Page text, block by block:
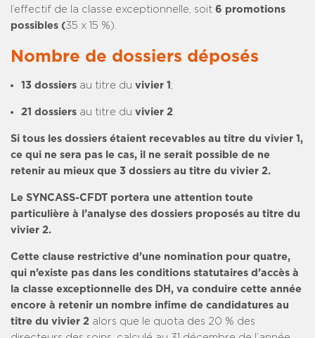
l’effectif de la classe exceptionnelle, soit 6 promotions
possibles (35 x 15 %).
Nombre de dossiers déposés
13 dossiers au titre du vivier 1 ;
21 dossiers au titre du vivier 2
Si tous les dossiers étaient recevables au titre du vivier 1,
ce qui ne sera pas le cas, il ne serait possible de ne
retenir au mieux que 3 dossiers au titre du vivier 2.
Le SYNCASS-CFDT portera une attention toute
particulière à l’analyse des dossiers proposés au titre du
vivier 2.
Cette clause restrictive d’une nomination pour quatre,
qui n’existe pas dans les conditions statutaires d’accès à
la classe exceptionnelle des DH, va conduire cette année
encore à retenir un nombre infime de candidatures au
titre du vivier 2 alors que le quota des 20 % des